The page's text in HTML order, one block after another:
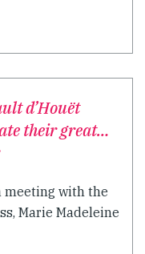
d’Houët
their great…
meeting with the
Marie Madeleine